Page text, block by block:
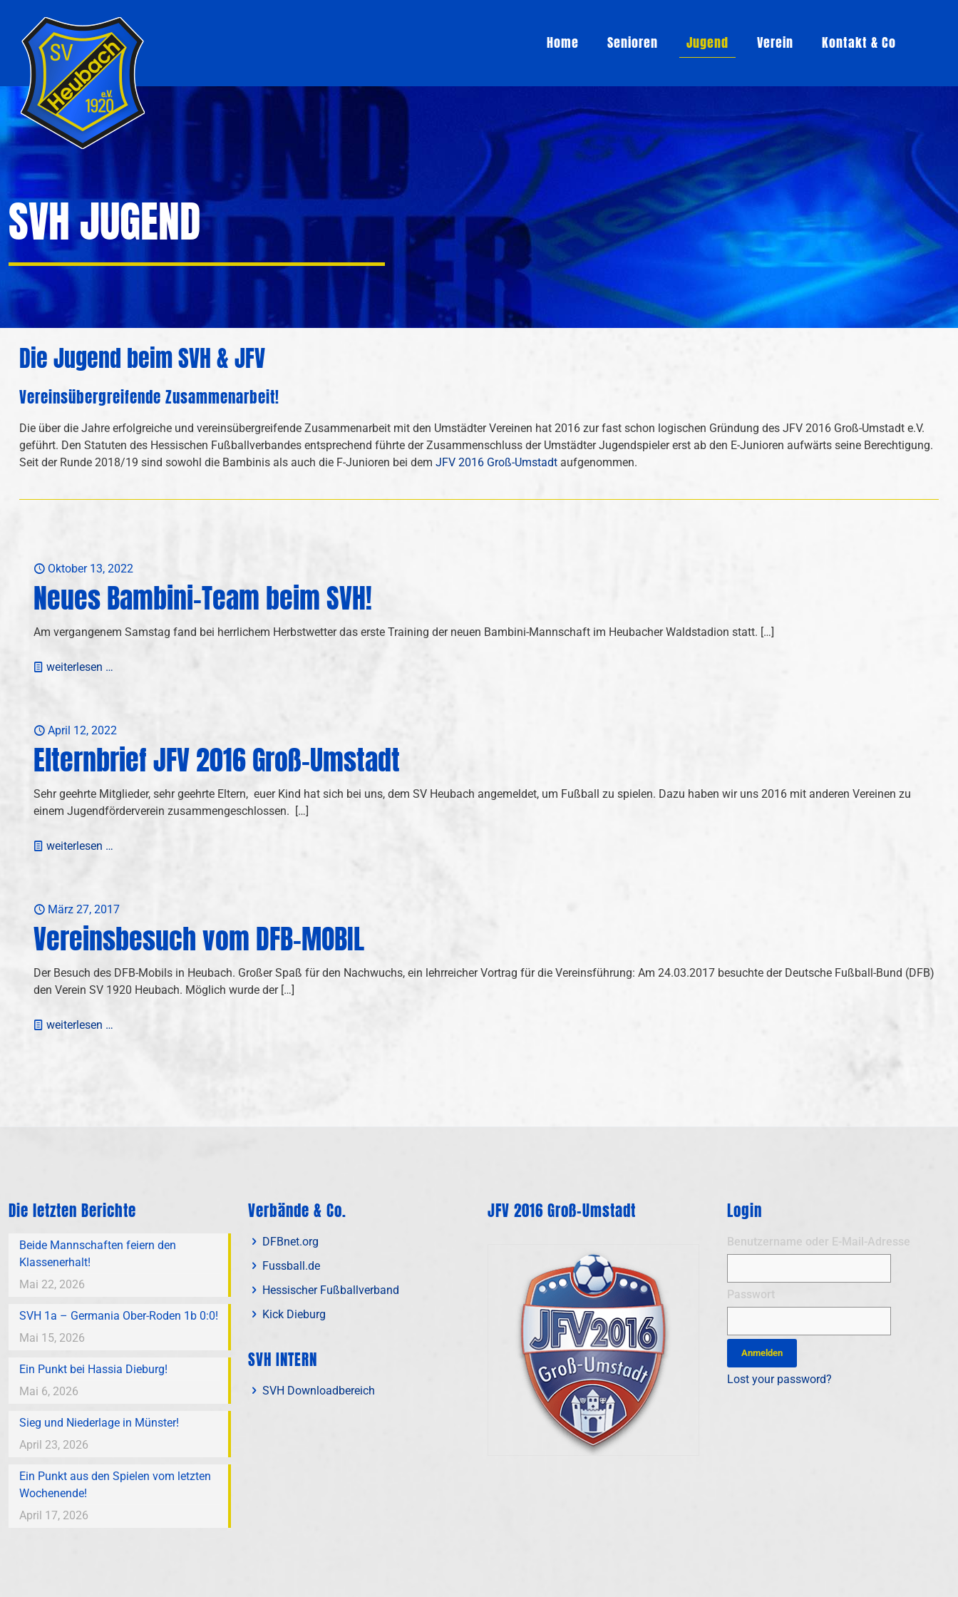
Home Senioren Jugend Verein Kontakt & Co
SVH JUGEND
Die Jugend beim SVH & JFV
Vereinsübergreifende Zusammenarbeit!
Die über die Jahre erfolgreiche und vereinsübergreifende Zusammenarbeit mit den Umstädter Vereinen hat 2016 zur fast schon logischen Gründung des JFV 2016 Groß-Umstadt e.V.
geführt. Den Statuten des Hessischen Fußballverbandes entsprechend führte der Zusammenschluss der Umstädter Jugendspieler erst ab den E-Junioren aufwärts seine Berechtigung.
Seit der Runde 2018/19 sind sowohl die Bambinis als auch die F-Junioren bei dem JFV 2016 Groß-Umstadt aufgenommen.
Oktober 13, 2022
Neues Bambini-Team beim SVH!
Am vergangenem Samstag fand bei herrlichem Herbstwetter das erste Training der neuen Bambini-Mannschaft im Heubacher Waldstadion statt. […]
weiterlesen …
April 12, 2022
Elternbrief JFV 2016 Groß-Umstadt
Sehr geehrte Mitglieder, sehr geehrte Eltern, euer Kind hat sich bei uns, dem SV Heubach angemeldet, um Fußball zu spielen. Dazu haben wir uns 2016 mit anderen Vereinen zu
einem Jugendförderverein zusammengeschlossen. […]
weiterlesen …
März 27, 2017
Vereinsbesuch vom DFB-MOBIL
Der Besuch des DFB-Mobils in Heubach. Großer Spaß für den Nachwuchs, ein lehrreicher Vortrag für die Vereinsführung: Am 24.03.2017 besuchte der Deutsche Fußball-Bund (DFB)
den Verein SV 1920 Heubach. Möglich wurde der[…]
weiterlesen …
Die letzten Berichte
Beide Mannschaften feiern den
Klassenerhalt!
Mai 22, 2026
SVH 1a – Germania Ober-Roden 1b 0:0!
Mai 15, 2026
Ein Punkt bei Hassia Dieburg!
Mai 6, 2026
Sieg und Niederlage in Münster!
April 23, 2026
Ein Punkt aus den Spielen vom letzten
Wochenende!
April 17, 2026
Verbände & Co.
DFBnet.org
Fussball.de
Hessischer Fußballverband
Kick Dieburg
SVH INTERN
SVH Downloadbereich
JFV 2016 Groß-Umstadt Login
Benutzername oder E-Mail-Adresse
Passwort
Lost your password?